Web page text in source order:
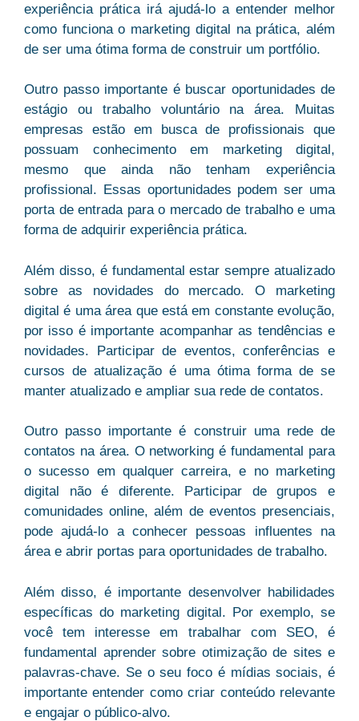
experiência prática irá ajudá-lo a entender melhor
como funciona o marketing digital na prática, além
de ser uma ótima forma de construir um portfólio.
Outro passo importante é buscar oportunidades de
estágio ou trabalho voluntário na área. Muitas
empresas estão em busca de profissionais que
possuam conhecimento em marketing digital,
mesmo que ainda não tenham experiência
profissional. Essas oportunidades podem ser uma
porta de entrada para o mercado de trabalho e uma
forma de adquirir experiência prática.
Além disso, é fundamental estar sempre atualizado
sobre as novidades do mercado. O marketing
digital é uma área que está em constante evolução,
por isso é importante acompanhar as tendências e
novidades. Participar de eventos, conferências e
cursos de atualização é uma ótima forma de se
manter atualizado e ampliar sua rede de contatos.
Outro passo importante é construir uma rede de
contatos na área. O networking é fundamental para
o sucesso em qualquer carreira, e no marketing
digital não é diferente. Participar de grupos e
comunidades online, além de eventos presenciais,
pode ajudá-lo a conhecer pessoas influentes na
área e abrir portas para oportunidades de trabalho.
Além disso, é importante desenvolver habilidades
específicas do marketing digital. Por exemplo, se
você tem interesse em trabalhar com SEO, é
fundamental aprender sobre otimização de sites e
palavras-chave. Se o seu foco é mídias sociais, é
importante entender como criar conteúdo relevante
e engajar o público-alvo.